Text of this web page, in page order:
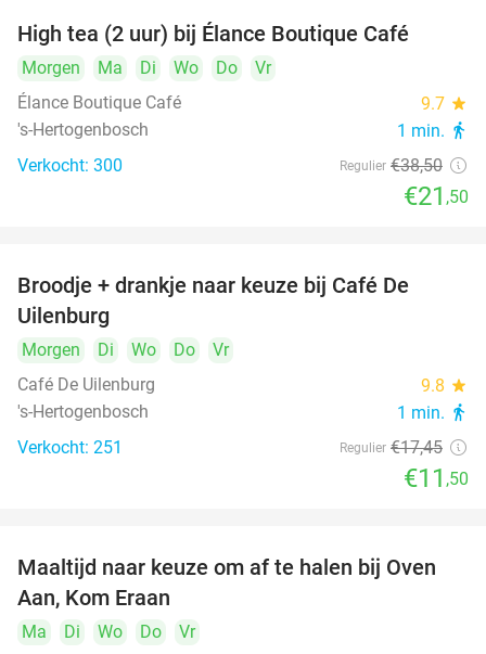
High tea (2 uur) bij Élance Boutique Café
Morgen Ma Di Wo Do
Vr
Élance Boutique Café
9.7 star
's-Hertogenbosch 1 min. directions_walk
Verkocht: 300 Regulier €38,50
€21 ,50
Broodje + drankje naar keuze bij Café De
Uilenburg
Morgen Di Wo Do
Vr
Café De Uilenburg
9.8 star
's-Hertogenbosch 1 min. directions_walk
Verkocht: 251 Regulier €17,45
€11 ,50
48%
Maaltijd naar keuze om af te halen bij Oven
Aan, Kom Eraan
Ma Di Wo Do
Vr